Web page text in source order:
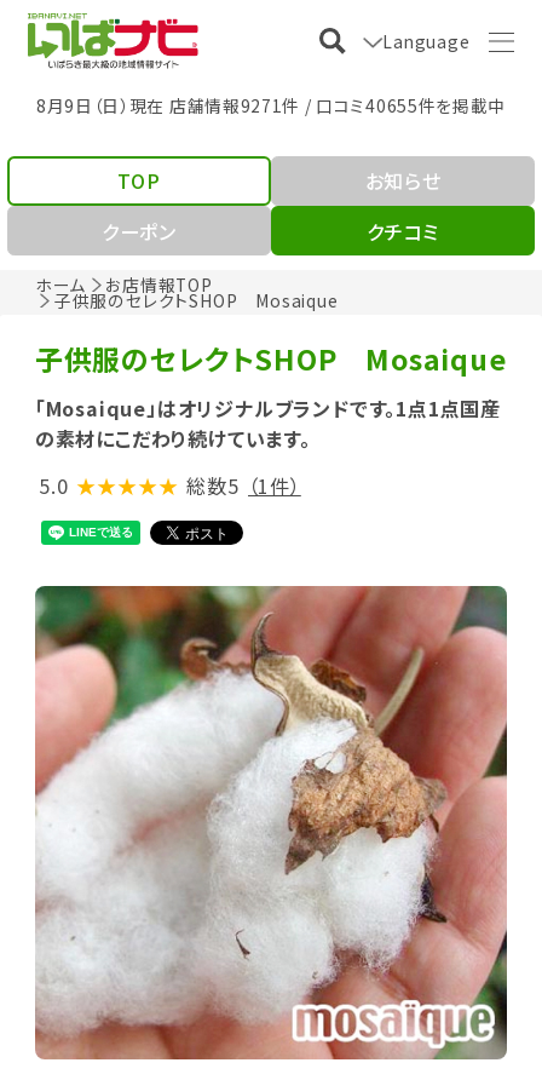
Language
8月9日（日）現在 店舗情報9271件 / 口コミ40655件を掲載中
ホーム お店情報TOP
子供服のセレクトSHOP Mosaique
TOP
お知らせ
クーポン
クチコミ
子供服のセレクトSHOP Mosaique
「Mosaique」はオリジナルブランドです。1点1点国産
の素材にこだわり続けています。
5.0 ★★★★★ 総数5 （1件）